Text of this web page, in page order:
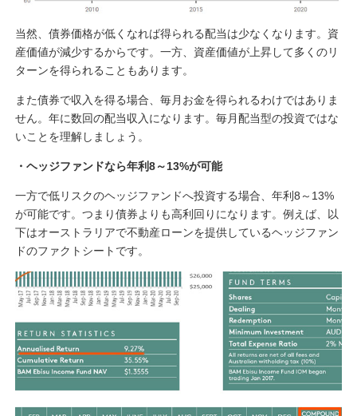
当然、債券価格が低くなれば得られる配当は少なくなります。資
産価値が減少するからです。一方、資産価値が上昇して多くのリ
ターンを得られることもあります。
また債券で収入を得る場合、毎月お金を得られるわけではありま
せん。年に数回の配当収入になります。毎月配当型の投資ではな
いことを理解しましょう。
・ヘッジファンドなら年利8～13%が可能
一方で低リスクのヘッジファンドへ投資する場合、年利8～13%
が可能です。つまり債券よりも高利回りになります。例えば、以
下はオーストラリアで不動産ローンを提供しているヘッジファン
ドのファクトシートです。